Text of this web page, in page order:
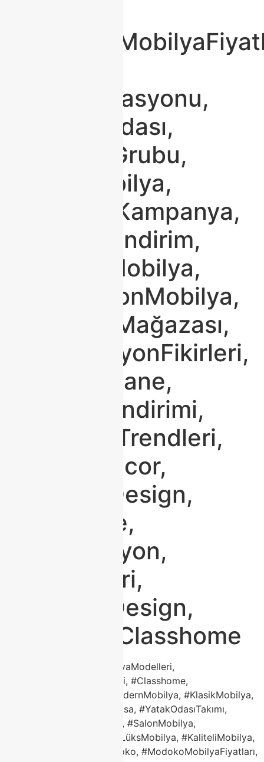
#EvDekorasyonu,
#YemekOdası,
#OturmaGrubu,
#TürkMobilya,
#MobilyaKampanya,
#Modokoİndirim,
#TaksitliMobilya,
#YeniSezonMobilya,
#MobilyaMağazası,
#DekorasyonFikirleri,
#EvimŞahane,
#Mobilyaİndirimi,
#ModokoTrendleri,
#HomeDecor,
#InteriorDesign,
#Furniture,
#Dekorasyon,
#EvFikirleri,
#TurkishDesign,
#ModokoClasshome
#ModokoMobilya, #MobilyaModelleri,
#ModokoMobilyaModelleri, #Classhome,
#ClasshomeModoko, #ModernMobilya, #KlasikMobilya,
#KöşeKoltuk, #PorselenMasa, #YatakOdasıTakımı,
#KoltukTakımı, #TVÜnitesi, #SalonMobilya,
#2026MobilyaTrendleri, #LüksMobilya, #KaliteliMobilya,
#DayanıklıMobilya, #Modoko, #ModokoMobilyaFiyatları,